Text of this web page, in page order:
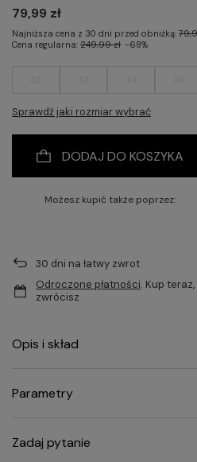
Sprawdź jaki rozmiar wybrać
79,99 zł
Najniższa cena z 30 dni przed obniżką:
Cena regularna: 249,99 zł -68%
DODAJ DO KOSZYKA
Możesz kupić także poprzez:
30 dni na łatwy zwrot
Odroczone płatności. Kup
zwrócisz
Opis i skład
Parametry
Zadaj pytanie